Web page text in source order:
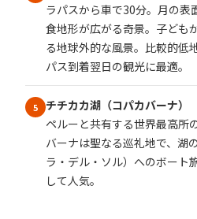
ラパスから車で30分。月の表
食地形が広がる奇景。子ども
る地球外的な風景。比較的低
パス到着翌日の観光に最適。
5
チチカカ湖（コパカバーナ）
ペルーと共有する世界最高所
バーナは聖なる巡礼地で、湖
ラ・デル・ソル）へのボート
して人気。